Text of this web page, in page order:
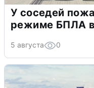
У соседей
режиме БПЛА
5 августа 0